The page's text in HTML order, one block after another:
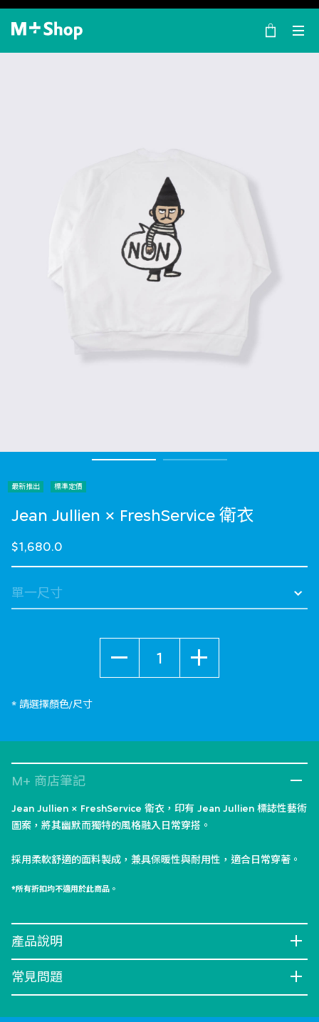
×
M+ Shop
最新推出 標準定價
Jean Jullien × FreshService 衛衣
$1,680.0
* 請選擇顏色/尺寸
M+ 商店筆記
Jean Jullien × FreshService 衛衣，印有 Jean Jullien 標誌性藝術
圖案，將其幽默而獨特的風格融入日常穿搭。
採用柔軟舒適的面料製成，兼具保暖性與耐用性，適合日常穿著。
*所有折扣均不適用於此商品。
產品說明
常見問題